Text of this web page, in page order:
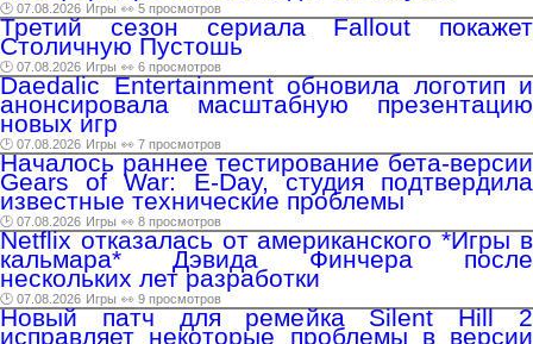
🕑 07.08.2026 Игры 👀 5 просмотров
Третий сезон сериала Fallout покажет
Столичную Пустошь
🕑 07.08.2026 Игры 👀 6 просмотров
Daedalic Entertainment обновила логотип и
анонсировала масштабную презентацию
новых игр
🕑 07.08.2026 Игры 👀 7 просмотров
Началось раннее тестирование бета-версии
Gears of War: E-Day, студия подтвердила
известные технические проблемы
🕑 07.08.2026 Игры 👀 8 просмотров
Netflix отказалась от американского *Игры в
кальмара* Дэвида Финчера после
нескольких лет разработки
🕑 07.08.2026 Игры 👀 9 просмотров
Новый патч для ремейка Silent Hill 2
исправляет некоторые проблемы в версии